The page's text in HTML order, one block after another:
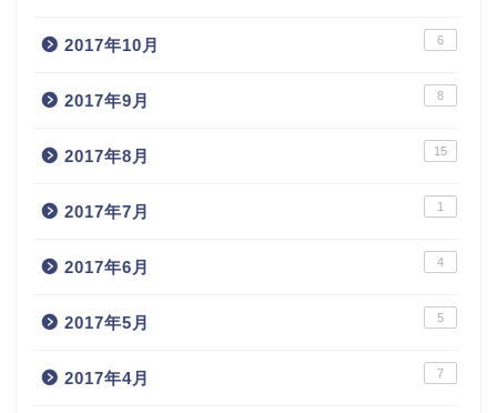
2017年10月 6
2017年9月 8
2017年8月 15
2017年7月 1
2017年6月 4
2017年5月 5
2017年4月 7